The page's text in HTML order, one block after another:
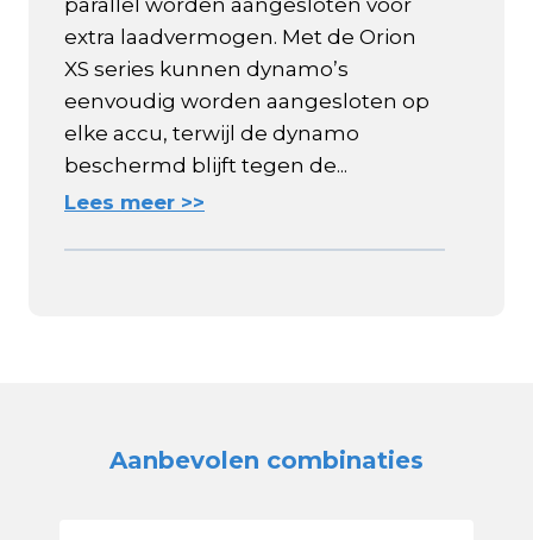
parallel worden aangesloten voor
extra laadvermogen. Met de Orion
XS series kunnen dynamo’s
eenvoudig worden aangesloten op
elke accu, terwijl de dynamo
beschermd blijft tegen de...
Lees meer >>
Aanbevolen combinaties